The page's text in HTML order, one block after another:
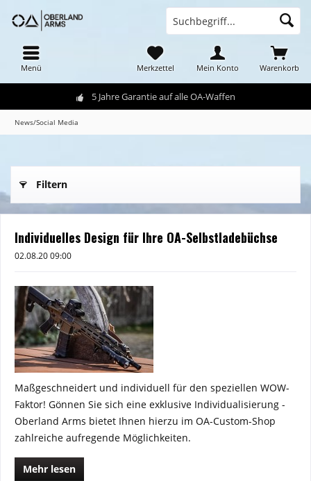
5 Jahre Garantie auf alle OA-Waffen
Menü Warenkorb
Merkzettel Mein Konto
News/Social Media
Filtern
Individuelles Design für Ihre OA-Selbstladebüchse
02.08.20 09:00
Maßgeschneidert und individuell für den speziellen WOW-
Faktor! Gönnen Sie sich eine exklusive Individualisierung -
Oberland Arms bietet Ihnen hierzu im OA-Custom-Shop
zahlreiche aufregende Möglichkeiten.
Mehr lesen